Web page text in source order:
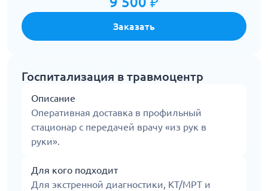
Заказать
Госпитализация в травмоцентр
Описание
Оперативная доставка в профильный
стационар с передачей врачу «из рук в
руки».
Для кого подходит
Для экстренной диагностики, КТ/МРТ и